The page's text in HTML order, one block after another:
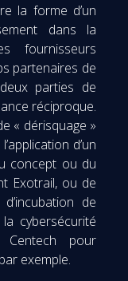
la forme d’un
dans la
fournisseurs
partenaires de
parties de
réciproque.
« dérisquage »
d’un
concept ou du
Exotrail, ou de
de
cybersécurité
pour
exemple.